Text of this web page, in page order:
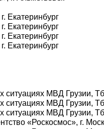
Екатеринбург
Екатеринбург
Екатеринбург
Екатеринбург
ситуациях МВД Грузии,
ситуациях МВД Грузии,
ситуациях МВД Грузии,
«Роскосмос», г.